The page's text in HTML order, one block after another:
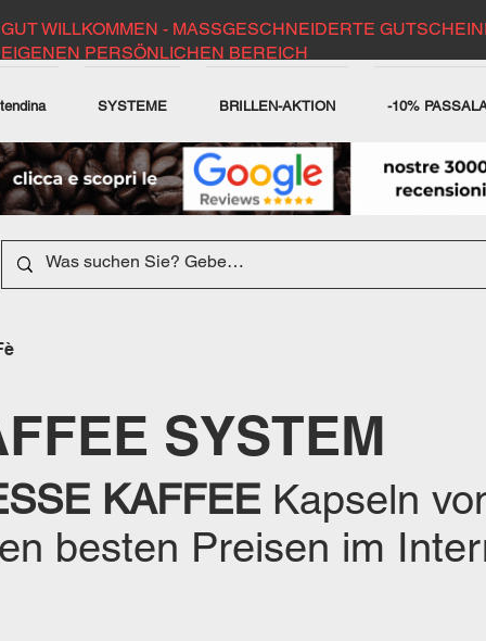
GUT WILLKOMMEN - MASSGESCHNEIDERTE
EIGENEN PERSÖNLICHEN BEREICH
SYSTEME BRILLEN-AKTION -10%
WEBSITE
SYSTEM
KAFFEE Kapseln
besten Preisen im